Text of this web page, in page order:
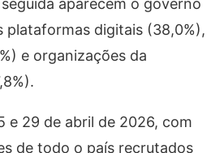
aparecem o governo
plataformas digitais (38,0%),
e organizações da
e 29 de abril de 2026, com
de todo o país recrutados